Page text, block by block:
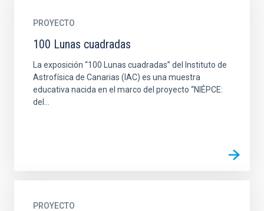
PROYECTO
100 Lunas cuadradas
La exposición “100 Lunas cuadradas” del Instituto de
Astrofísica de Canarias (IAC) es una muestra
educativa nacida en el marco del proyecto “NIÉPCE:
del...
PROYECTO